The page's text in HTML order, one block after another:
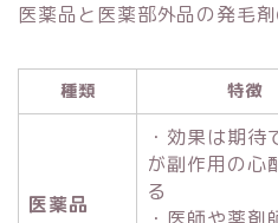
医薬品と医薬部外品の発毛剤
種類 特徴
医薬品
・効果は期待
が副作用の心
る